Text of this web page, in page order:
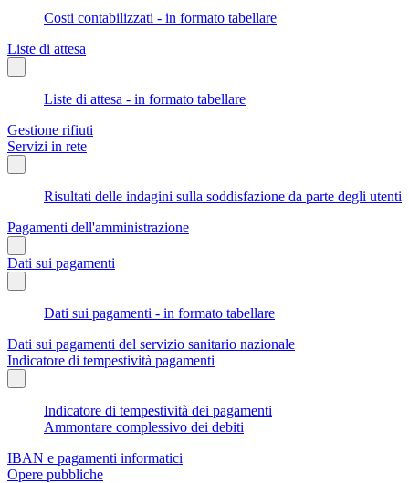
Costi contabilizzati - in formato tabellare
Liste di attesa
Liste di attesa - in formato tabellare
Gestione rifiuti
Servizi in rete
Risultati delle indagini sulla soddisfazione da parte degli utenti
Pagamenti dell'amministrazione
Dati sui pagamenti
Dati sui pagamenti - in formato tabellare
Dati sui pagamenti del servizio sanitario nazionale
Indicatore di tempestività pagamenti
Indicatore di tempestività dei pagamenti
Ammontare complessivo dei debiti
IBAN e pagamenti informatici
Opere pubbliche